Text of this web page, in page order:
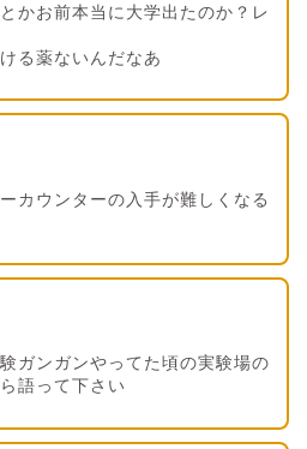
かお前本当に大学出たのか？レ
る薬ないんだなあ
カウンターの入手が難しくなる
ガンガンやってた頃の実験場の
語って下さい